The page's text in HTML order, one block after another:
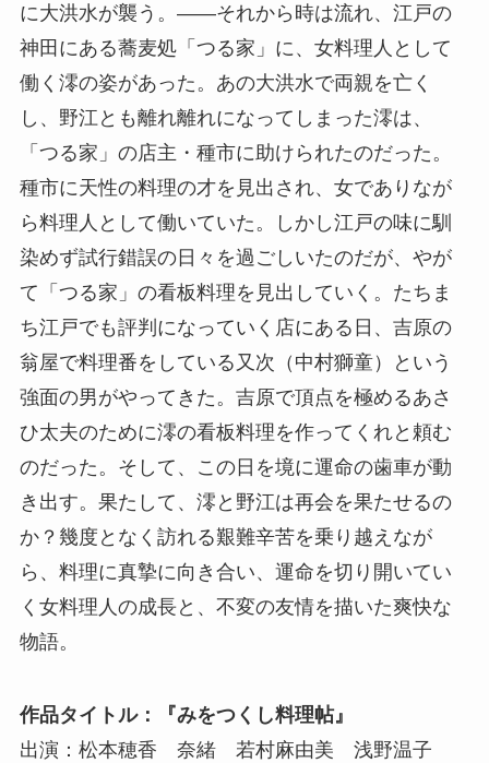
に大洪水が襲う。――それから時は流れ、江戸の
神田にある蕎麦処「つる家」に、女料理人として
働く澪の姿があった。あの大洪水で両親を亡く
し、野江とも離れ離れになってしまった澪は、
「つる家」の店主・種市に助けられたのだった。
種市に天性の料理の才を見出され、女でありなが
ら料理人として働いていた。しかし江戸の味に馴
染めず試行錯誤の日々を過ごしいたのだが、やが
て「つる家」の看板料理を見出していく。たちま
ち江戸でも評判になっていく店にある日、吉原の
翁屋で料理番をしている又次（中村獅童）という
強面の男がやってきた。吉原で頂点を極めるあさ
ひ太夫のために澪の看板料理を作ってくれと頼む
のだった。そして、この日を境に運命の歯車が動
き出す。果たして、澪と野江は再会を果たせるの
か？幾度となく訪れる艱難辛苦を乗り越えなが
ら、料理に真摯に向き合い、運命を切り開いてい
く女料理人の成長と、不変の友情を描いた爽快な
物語。
作品タイトル：『みをつくし料理帖』
出演：松本穂香 奈緒 若村麻由美 浅野温子